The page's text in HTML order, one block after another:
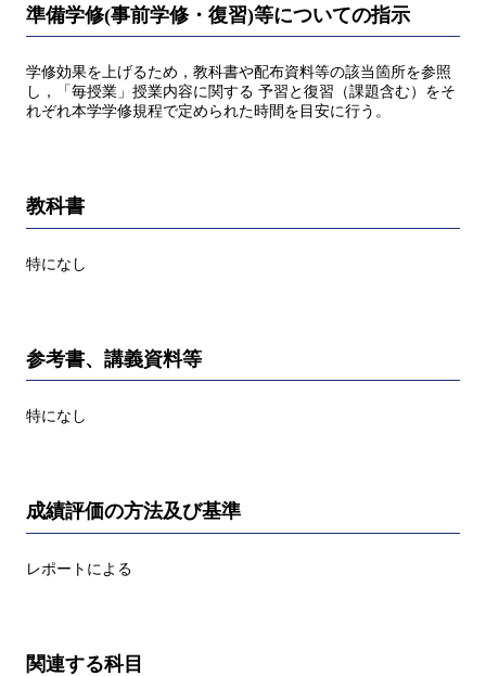
準備学修(事前学修・復習)等についての指示
学修効果を上げるため，教科書や配布資料等の該当箇所を参照
し，「毎授業」授業内容に関する 予習と復習（課題含む）をそ
れぞれ本学学修規程で定められた時間を目安に行う。
教科書
特になし
参考書、講義資料等
特になし
成績評価の方法及び基準
レポートによる
関連する科目